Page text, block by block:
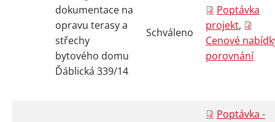
dokumentace na
opravu terasy a
střechy
bytového domu
Ďáblická 339/14
Schváleno
Poptávka
projekt,
Cenové
porovnání
Poptávka -